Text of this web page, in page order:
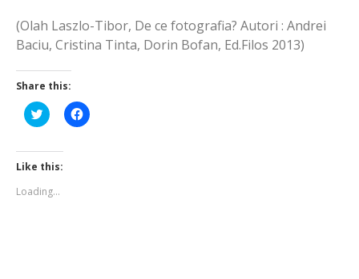
(Olah Laszlo-Tibor, De ce fotografia? Autori : Andrei
Baciu, Cristina Tinta, Dorin Bofan, Ed.Filos 2013)
Share this:
Click
to
Twitter
(Opens
in
window)
Click
to
Like this:
Loading...